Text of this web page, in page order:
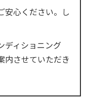
心ください。し
ィショニング
させていただき